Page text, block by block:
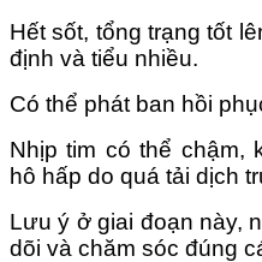
Hết sốt, tổng trạng tốt
định và tiểu nhiều.
Có thể phát ban hồi
Nhịp tim có thể chậm,
hô hấp do quá tải dịch
Lưu ý ở giai đoạn này,
dõi và chăm sóc đúng